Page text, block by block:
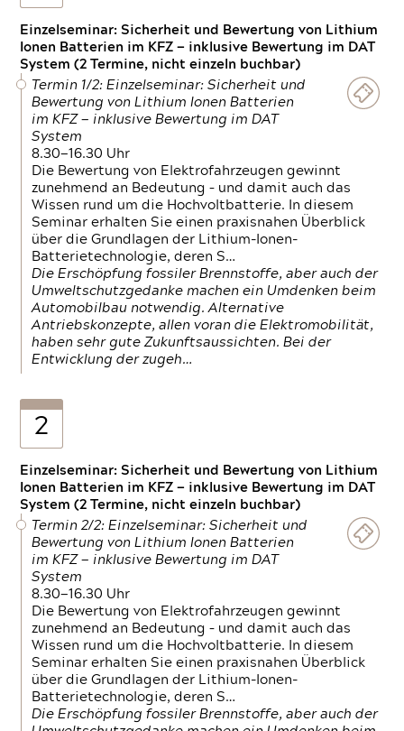
Einzelseminar: Sicherheit und Bewertung von Lithium
Ionen Batterien im KFZ — inklusive Bewertung im DAT
System (2 Termine, nicht einzeln buchbar)
Termin 1/2: Einzelseminar: Sicherheit und
Bewertung von Lithium Ionen Batterien
im KFZ — inklusive Bewertung im DAT
System
8.30—16.30 Uhr
Die Bewertung von Elektrofahrzeugen gewinnt
zunehmend an Bedeutung – und damit auch das
Wissen rund um die Hochvoltbatterie. In diesem
Seminar erhalten Sie einen praxisnahen Überblick
über die Grundlagen der Lithium-Ionen-
Batterietechnologie, deren S…
Die Erschöpfung fossiler Brennstoffe, aber auch der
Umweltschutzgedanke machen ein Umdenken beim
Automobilbau notwendig. Alternative
Antriebskonzepte, allen voran die Elektromobilität,
haben sehr gute Zukunftsaussichten. Bei der
Entwicklung der zugeh…
2
Einzelseminar: Sicherheit und Bewertung von Lithium
Ionen Batterien im KFZ — inklusive Bewertung im DAT
System (2 Termine, nicht einzeln buchbar)
Termin 2/2: Einzelseminar: Sicherheit und
Bewertung von Lithium Ionen Batterien
im KFZ — inklusive Bewertung im DAT
System
8.30—16.30 Uhr
Die Bewertung von Elektrofahrzeugen gewinnt
zunehmend an Bedeutung – und damit auch das
Wissen rund um die Hochvoltbatterie. In diesem
Seminar erhalten Sie einen praxisnahen Überblick
über die Grundlagen der Lithium-Ionen-
Batterietechnologie, deren S…
Die Erschöpfung fossiler Brennstoffe, aber auch der